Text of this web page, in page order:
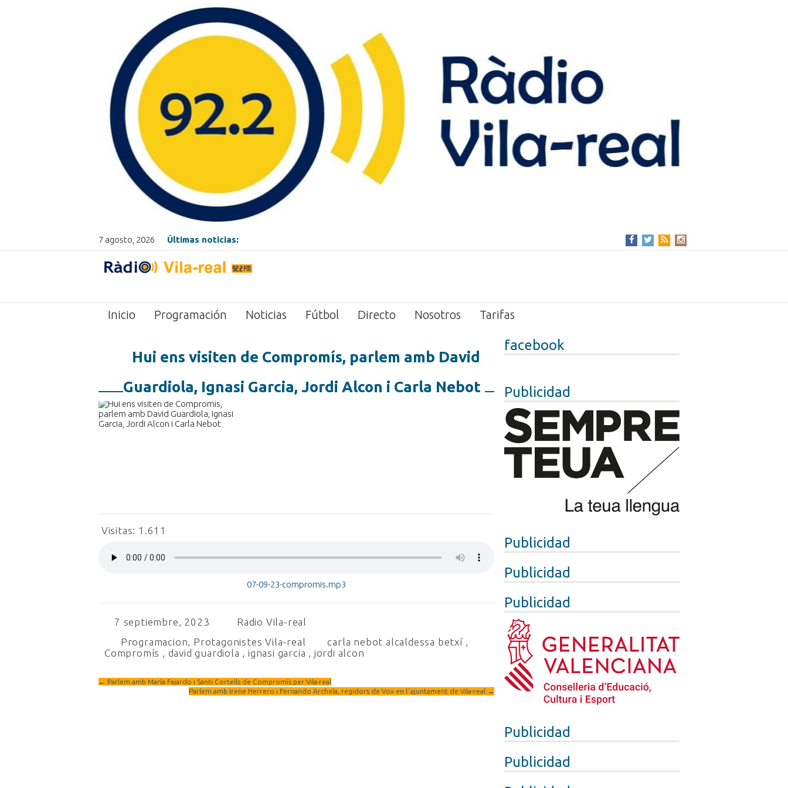
7 agosto, 2026 Últimas noticias:
Inicio Programación Noticias Fútbol Directo Nosotros Tarifas
facebook
Publicidad
Publicidad
Publicidad
Publicidad
Publicidad
Publicidad
Hui ens visiten de Compromís, parlem amb David
Guardiola, Ignasi Garcia, Jordi Alcon i Carla Nebot
Visitas: 1.611
07-09-23-compromis.mp3
7 septiembre, 2023
Radio Vila-real
Programacion, Protagonistes Vila-real carla nebot alcaldessa betxí,
Compromís , david guardiola ,ignasi garcia , jordi alcon
← Parlem amb María Fajardo i Santi Cortells de Compromís per Vila-real
Parlem amb Irene Herrero i Fernando Archela, regidors de Vox en l´ajuntament de Vila-real →